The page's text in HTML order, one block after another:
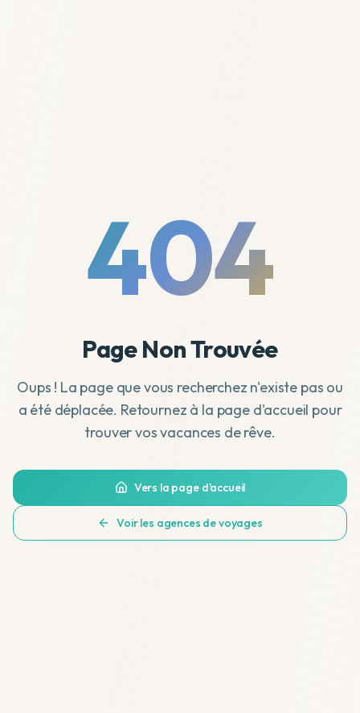
404
Page Non Trouvée
Oups ! La page que vous recherchez n'existe pas ou
a été déplacée. Retournez à la page d'accueil pour
trouver vos vacances de rêve.
Vers la page d'accueil
Voir les agences de voyages